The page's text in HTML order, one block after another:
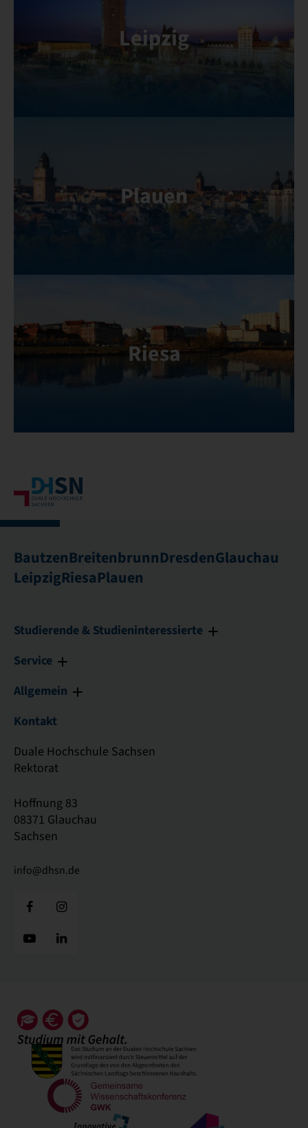
Leipzig
Plauen
Riesa
BautzenBreitenbrunnDresdenGlauchau
LeipzigRiesaPlauen
Studierende & Studieninteressierte
Service
Allgemein
Kontakt
Duale Hochschule Sachsen
Rektorat
Hoffnung 83
08371 Glauchau
Sachsen
info@dhsn.de